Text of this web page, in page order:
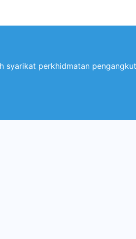
syarikat perkhidmatan